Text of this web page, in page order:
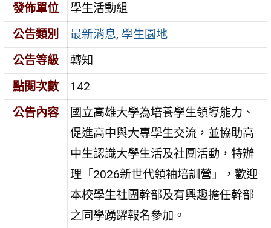
發佈單位
學生活動組
公告類別
最新消息, 學生園地
公告等級
轉知
點閱次數
142
公告內容
國立高雄大學為培養學生領導能力、
促進高中與大專學生交流，並協助高
中生認識大學生活及社團活動，特辦
理「2026新世代領袖培訓營」，歡迎
本校學生社團幹部及有興趣擔任幹部
之同學踴躍報名參加。